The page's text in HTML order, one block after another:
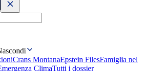
Crans MontanaEpstein FilesFamiglia nel
ClimaTutti i dossier